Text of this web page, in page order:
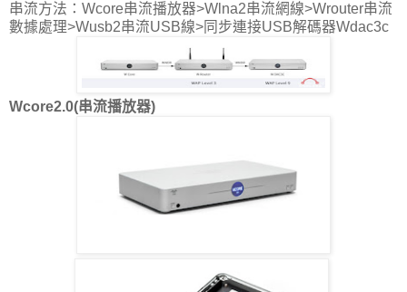
串流方法：Wcore串流播放器>Wlna2串流網線>Wrouter串流
數據處理>Wusb2串流USB線>同步連接USB解碼器Wdac3c
Wcore2.0(串流播放器)